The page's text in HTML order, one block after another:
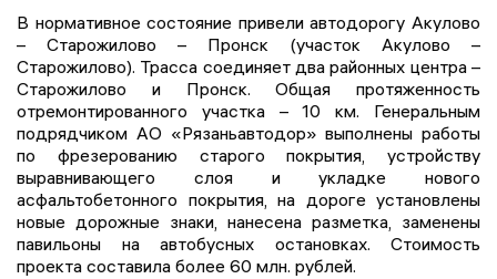
В нормативное состояние привели автодорогу Акулово
– Старожилово – Пронск (участок Акулово –
Старожилово). Трасса соединяет два районных центра –
Старожилово и Пронск. Общая протяженность
отремонтированного участка – 10 км. Генеральным
подрядчиком АО «Рязаньавтодор» выполнены работы
по фрезерованию старого покрытия, устройству
выравнивающего слоя и укладке нового
асфальтобетонного покрытия, на дороге установлены
новые дорожные знаки, нанесена разметка, заменены
павильоны на автобусных остановках. Стоимость
проекта составила более 60 млн. рублей.